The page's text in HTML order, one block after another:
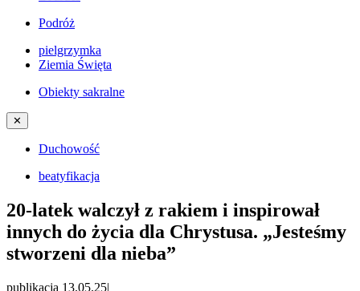
Podróż
pielgrzymka
Ziemia Święta
Obiekty sakralne
✕
Duchowość
beatyfikacja
20-latek walczył z rakiem i inspirował
innych do życia dla Chrystusa. „Jesteśmy
stworzeni dla nieba”
publikacja 13.05.25|